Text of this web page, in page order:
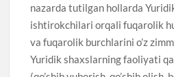
nazarda tutilgan hollarda
ishtirokchilari orqali fuqarolik
va fuqarolik burchlarini o’z
Yuridik shaxslarning faoliyati